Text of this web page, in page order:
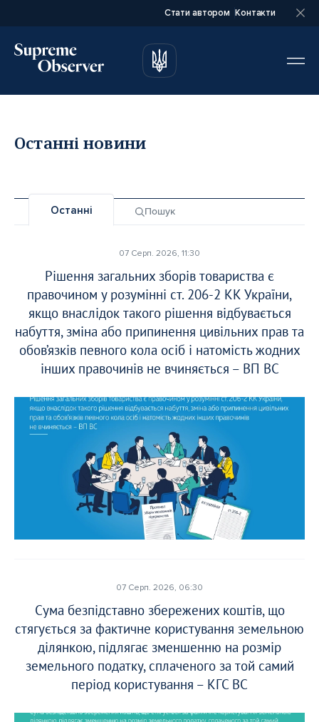
Стати автором Контакти
Email*
Ваша посада*
Прікріпіть статтю*
Лише в форматі docx.
Надіслати статтю
Надсилаючи ваш матеріал, ви автоматично погоджуєтесь з
Політикою конфіденційнсті.
Останні новини
Останні Пошук
07 Серп. 2026, 11:30
Рішення загальних зборів товариства є
правочином у розумінні ст. 206-2 КК України,
якщо внаслідок такого рішення відбувається
набуття, зміна або припинення цивільних прав та
обов’язків певного кола осіб і натомість жодних
інших правочинів не вчиняється – ВП ВС
07 Серп. 2026, 06:30
Сума безпідставно збережених коштів, що
стягується за фактичне користування земельною
ділянкою, підлягає зменшенню на розмір
земельного податку, сплаченого за той самий
період користування – КГС ВС
Email*
Ваша посада*
Прікріпіть статтю*
Лише в форматі docx.
Надіслати статтю
Надсилаючи ваш матеріал, ви автоматично погоджуєтесь з
Політикою конфіденційнсті.